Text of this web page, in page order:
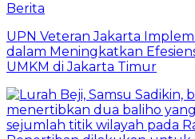
Berita
UPN Veteran Jakarta
dalam Meningkatkan
UMKM di Jakarta Timur